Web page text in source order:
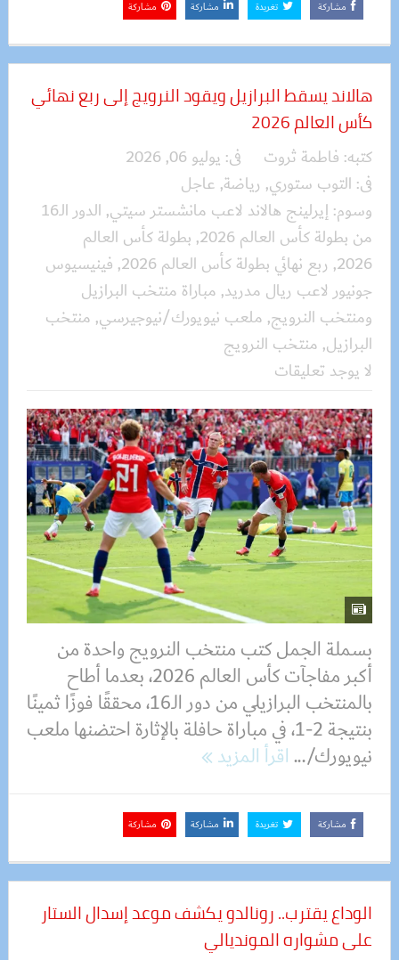
مشاركة تغريدة مشاركة مشاركة
هالاند يسقط البرازيل ويقود النرويج إلى ربع نهائي
كأس العالم 2026
كتبه: فاطمة ثروت فى: يوليو 06, 2026
فى: التوب ستوري, رياضة, عاجل
وسوم: إيرلينج هالاند لاعب مانشستر سيتي,
الدور الـ16
من بطولة كأس العالم 2026
, بطولة كأس العالم
2026
, ربع نهائي بطولة كأس العالم 2026 , فينيسيوس
جونيور لاعب ريال مدريد, مباراة منتخب البرازيل
ومنتخب النرويج, ملعب نيويورك/نيوجيرسي, منتخب
البرازيل, منتخب النرويج
لا يوجد تعليقات
بسملة الجمل كتب منتخب النرويج واحدة من
أكبر مفاجآت كأس العالم 2026، بعدما أطاح
بالمنتخب البرازيلي من دور الـ16، محققًا فوزًا ثمينًا
بنتيجة 2-1، في مباراة حافلة بالإثارة احتضنها ملعب
نيويورك/...اقرأ المزيد
مشاركة تغريدة مشاركة مشاركة
الوداع يقترب.. رونالدو يكشف موعد إسدال الستار
على مشواره المونديالي